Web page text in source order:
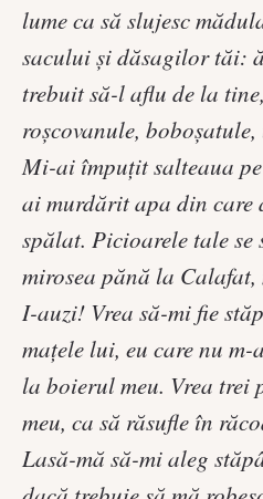
lume ca să slujesc
sacului şi dăsagilor tăi:
trebuit să-l aflu de la
roşcovanule,
Mi-ai împuţit salteaua
ai murdărit apa din care
spălat. Picioarele tale
mirosea pănă la
I-auzi! Vrea să-mi fie
maţele lui, eu care nu
la boierul meu. Vrea trei
meu, ca să răsufle în
Lasă-mă să-mi aleg